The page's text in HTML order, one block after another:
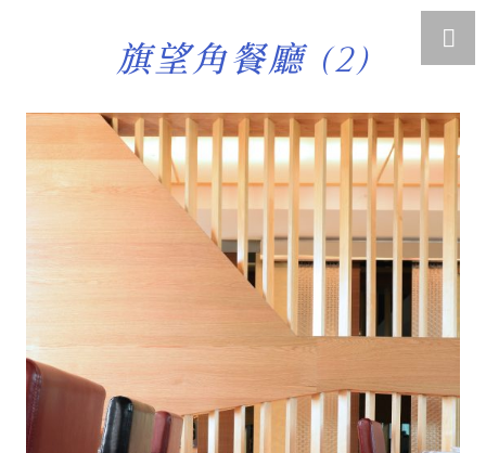
旗望角餐廳 (2)